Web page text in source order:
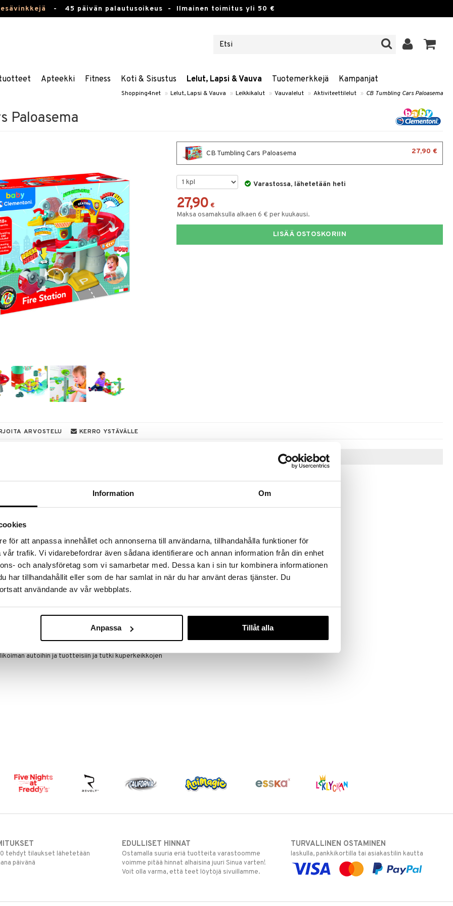
Information Om
för att anpassa innehållet och annonserna till användarna, tillhandahålla funktioner för
trafik. Vi vidarebefordrar även sådana identifierare och annan information från din enhet
och analysföretag som vi samarbetar med. Dessa kan i sin tur kombinera informationen
har tillhandahållit eller som de har samlat in när du har använt deras tjänster. Du
användande av vår webbplats.
Anpassa Tillåt alla
- 45 päivän palautusoikeus - Ilmainen toimitus yli 50 €
Apteekki Fitness Koti & Sisustus Lelut, Lapsi & Vauva Tuotemerkkejä Kampanjat
Shopping4net » Lelut, Lapsi & Vauva » Leikkikalut » Vauvalelut » Aktiviteettilelut » CB Tumbling Cars Paloasema
Paloasema
CB Tumbling Cars Paloasema 27,90 €
Varastossa, lähetetään heti
27,90 €
Maksa osamaksulla alkaen 6 € per kuukausi.
LISÄÄ OSTOSKORIIN
ARVOSTELU KERRO YSTÄVÄLLE
löydöt kotiin!
suuren valikoiman jännittäviä tuotteita
31.8.2026 asti mutta ole nopea -
ale-löydöt »
-autoille vauhdin saamiseksi ja kaksi
autoihin ja tuotteisiin ja tutki kuperkeikkojen
Vinkkejä sinulle
CB Tumbling Cars Truck
-28%
tehdyt tilaukset lähetetään
päivänä
EDULLISET HINNAT
Ostamalla suuria eriä tuotteita varastoomme
voimme pitää hinnat alhaisina juuri Sinua varten!
Voit olla varma, että teet löytöjä sivuillamme.
TURVALLINEN OSTAMINEN
laskulla, pankkikortilla tai asiakastilin kautta